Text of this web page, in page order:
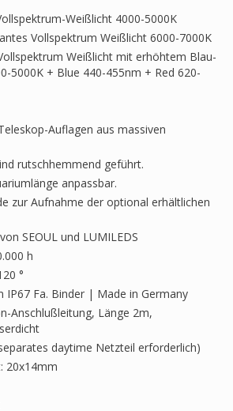
Weißlicht 4000-5000K
Vollspektrum Weißlicht 6000-7000K
Weißlicht mit erhöhtem Blau-
5000K + Blue 440-455nm + Red 620-
Auflagen aus massiven
rutschhemmend geführt.
anpassbar.
zur Aufnahme der optional erhältlichen
SEOUL und LUMILEDS
h
°
IP67 Fa. Binder | Made in Germany
Anschlußleitung, Länge 2m,
daytime Netzteil erforderlich)
20x14mm